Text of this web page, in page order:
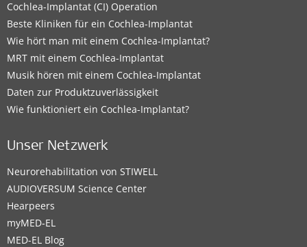
Cochlea-Implantat (CI) Operation
Beste Kliniken für ein Cochlea-Implantat
Wie hört man mit einem Cochlea-Implantat?
MRT mit einem Cochlea-Implantat
Musik hören mit einem Cochlea-Implantat
Daten zur Produktzuverlässigkeit
Wie funktioniert ein Cochlea-Implantat?
Unser Netzwerk
Neurorehabilitation von STIWELL
AUDIOVERSUM Science Center
Hearpeers
myMED‑EL
MED-EL Blog